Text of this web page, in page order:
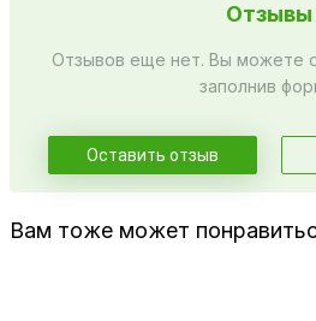
Отзывы
Отзывов еще нет. Вы можете
заполнив
Оставить отзыв
Вам тоже может